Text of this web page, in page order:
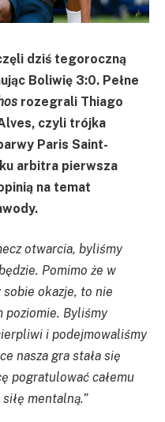
dziś tegoroczną
Boliwię 3:0. Pełne
rozegrali Thiago
czyli trójka
Paris Saint-
arbitra pierwsza
na temat
otwarcia, byliśmy
Pomimo że w
okazje, to nie
poziomie. Byliśmy
i podejmowaliśmy
nasza gra stała się
pogratulować całemu
mentalną.”